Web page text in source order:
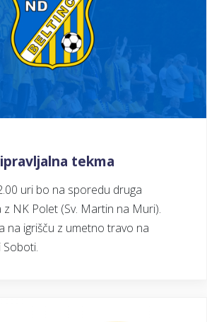
tekma
uri bo na sporedu druga
NK Polet (Sv. Martin na Muri).
na igrišču z umetno travo na
Soboti.